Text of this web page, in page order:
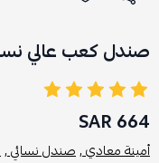
صندل كعب عالي
664 SAR
أمينة معادي ,صندل نسائي ,